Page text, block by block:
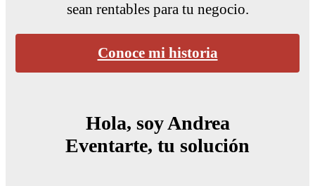
sean rentables para tu negocio.
Conoce mi historia
Hola, soy Andrea
Eventarte, tu solución